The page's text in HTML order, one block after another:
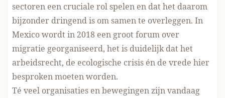
sectoren een cruciale rol spelen en dat het daarom
bijzonder dringend is om samen te overleggen. In
Mexico wordt in 2018 een groot forum over
migratie georganiseerd, het is duidelijk dat het
arbeidsrecht, de ecologische crisis én de vrede hier
besproken moeten worden.
Té veel organisaties en bewegingen zijn vandaag